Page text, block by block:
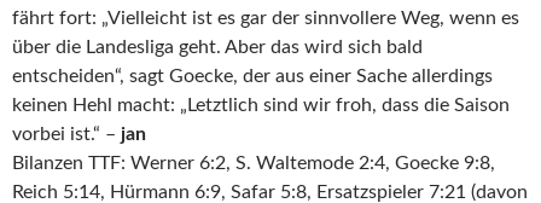
fährt fort: „Vielleicht ist es gar der sinnvollere Weg, wenn es
über die Landesliga geht. Aber das wird sich bald
entscheiden“, sagt Goecke, der aus einer Sache allerdings
keinen Hehl macht: „Letztlich sind wir froh, dass die Saison
vorbei ist.“ – jan
Bilanzen TTF: Werner 6:2, S. Waltemode 2:4, Goecke 9:8,
Reich 5:14, Hürmann 6:9, Safar 5:8, Ersatzspieler 7:21 (davon